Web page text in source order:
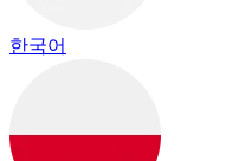
한국어